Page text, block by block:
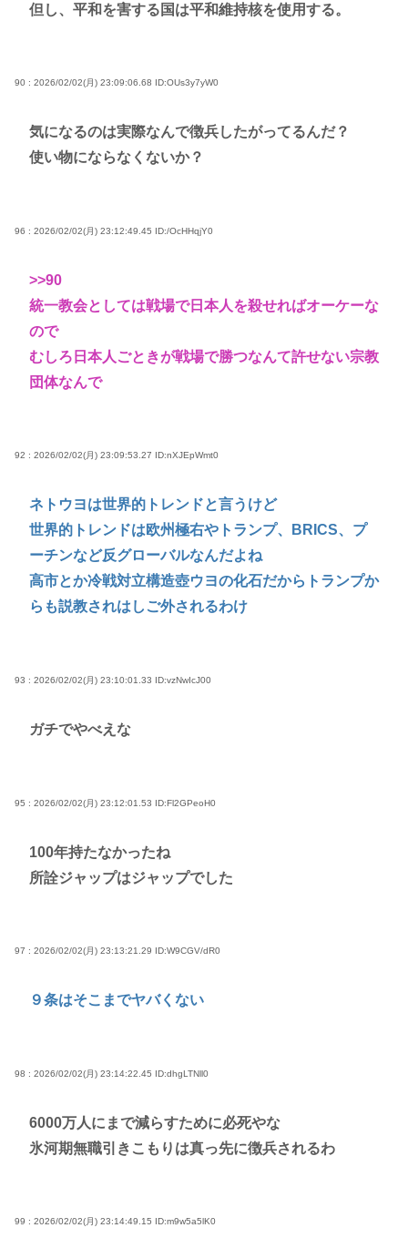
但し、平和を害する国は平和維持核を使用する。
90 : 2026/02/02(月) 23:09:06.68 ID:OUs3y7yW0
気になるのは実際なんで徴兵したがってるんだ？
使い物にならなくないか？
96 : 2026/02/02(月) 23:12:49.45 ID:/OcHHqjY0
>>90
統一教会としては戦場で日本人を殺せればオーケーな
ので
むしろ日本人ごときが戦場で勝つなんて許せない宗教
団体なんで
92 : 2026/02/02(月) 23:09:53.27 ID:nXJEpWmt0
ネトウヨは世界的トレンドと言うけど
世界的トレンドは欧州極右やトランプ、BRICS、プ
ーチンなど反グローバルなんだよね
高市とか冷戦対立構造壺ウヨの化石だからトランプか
らも説教されはしご外されるわけ
93 : 2026/02/02(月) 23:10:01.33 ID:vzNwIcJ00
ガチでやべえな
95 : 2026/02/02(月) 23:12:01.53 ID:Fl2GPeoH0
100年持たなかったね
所詮ジャップはジャップでした
97 : 2026/02/02(月) 23:13:21.29 ID:W9CGV/dR0
９条はそこまでヤバくない
98 : 2026/02/02(月) 23:14:22.45 ID:dhgLTNll0
6000万人にまで減らすために必死やな
氷河期無職引きこもりは真っ先に徴兵されるわ
99 : 2026/02/02(月) 23:14:49.15 ID:m9w5a5lK0